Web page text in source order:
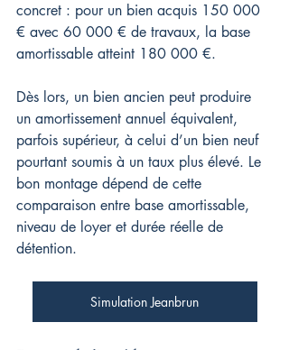
concret : pour un bien acquis 150 000
€ avec 60 000 € de travaux, la base
amortissable atteint 180 000 €.
Dès lors, un bien ancien peut produire
un amortissement annuel équivalent,
parfois supérieur, à celui d’un bien neuf
pourtant soumis à un taux plus élevé. Le
bon montage dépend de cette
comparaison entre base amortissable,
niveau de loyer et durée réelle de
détention.
Simulation Jeanbrun